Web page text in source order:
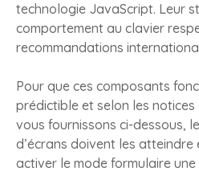
technologie JavaScript. Leur
comportement au clavier
recommandations
Pour que ces composants
prédictible et selon les notices
vous fournissons ci-dessous,
d’écrans doivent les atteindre
activer le mode formulaire une